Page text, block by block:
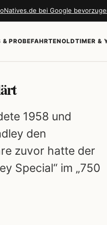
bei Google
& PROBEFAHRTENOLDTIMER &
1958 und
den
zuvor hatte der
Special“ im „750